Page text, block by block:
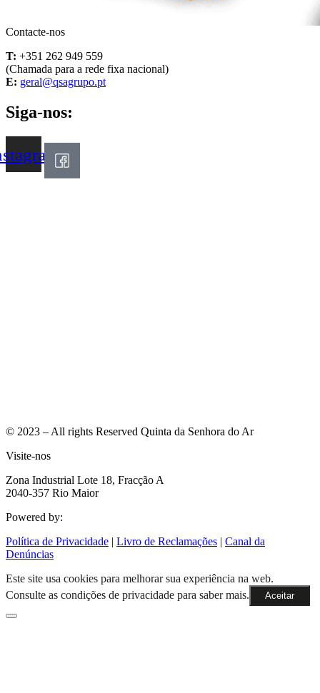
Contacte-nos
T: +351 262 949 559
(Chamada para a rede fixa nacional)
E: geral@qsagrupo.pt
Siga-nos:
© 2023 – All rights Reserved Quinta da Senhora do Ar
Visite-nos
Zona Industrial Lote 18, Fracção A
2040-357 Rio Maior
Powered by: ​
Política de Privacidade | Livro de Reclamações | Canal da
Denúncias
Este site usa cookies para melhorar sua experiência na web.
Consulte as condições de privacidade para saber mais.
Aceitar